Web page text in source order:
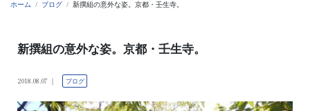
ホーム ブログ 新撰組の意外な姿。京都・壬生寺。
新撰組の意外な姿。京都・壬生寺。
2018.08.07 ブログ